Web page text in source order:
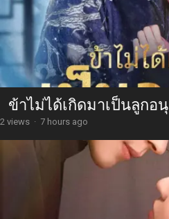
ข้าไม่ได้เกิดมาเป็นลูกอนุ
2 views · 7 hours ago